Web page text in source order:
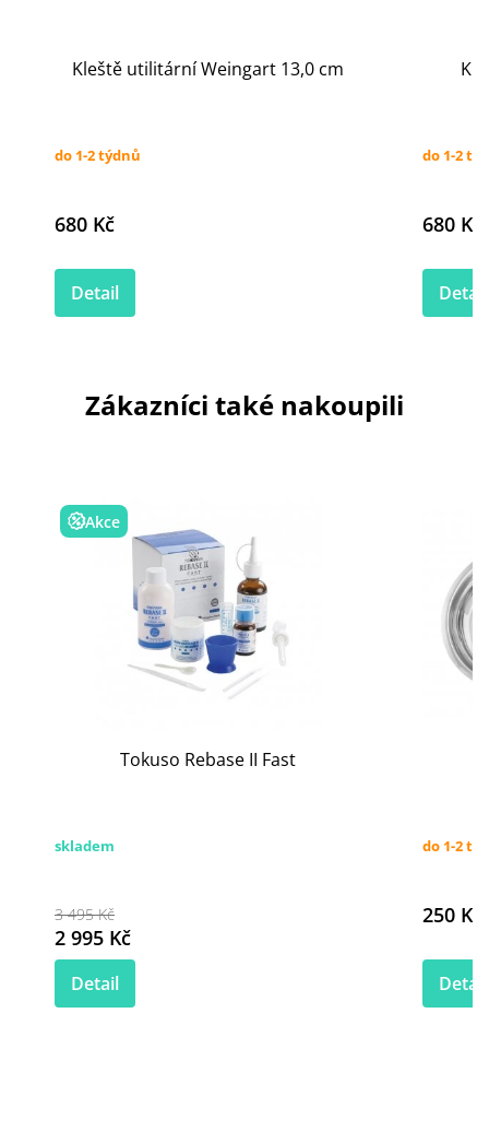
Kleště utilitární Weingart 13,0 cm
do 1-2 týdnů
680 Kč
Detail
do 1-2
680 Kč
Detail
Zákazníci také nakoupili
Akce
Tokuso Rebase II Fast
skladem
3 495 Kč
2 995 Kč
Detail
do 1-2
250 Kč
Detail